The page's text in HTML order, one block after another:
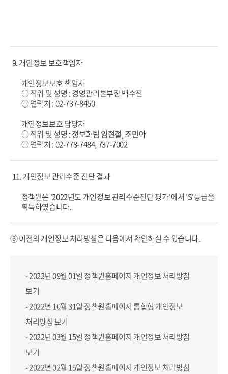
9. 개인정보 보호책임자
개인정보보호 책임자
○ 직위 및 성명 : 경영관리본부장 백수진
○ 연락처 : 02-737-8450
개인정보보호 담당자
○ 직위 및 성명 : 정보화팀 임현철, 조민아
○ 연락처 : 02-778-7484, 737-7002
11. 개인정보 관리수준 진단 결과
정책원은 '2022년도 개인정보 관리수준진단 평가'에서 'S'등급을
획득하였습니다.
③ 이전의 개인정보 처리방침은 다음에서 확인하실 수 있습니다.
- 2023년 09월 01일 정책원홈페이지 개인정보 처리방침
보기
- 2022년 10월 31일 정책원홈페이지통합형 개인정보
처리방침 보기
- 2022년 03월 15일 정책원홈페이지 개인정보 처리방침
보기
- 2022년 02월 15일 정책원홈페이지 개인정보 처리방침